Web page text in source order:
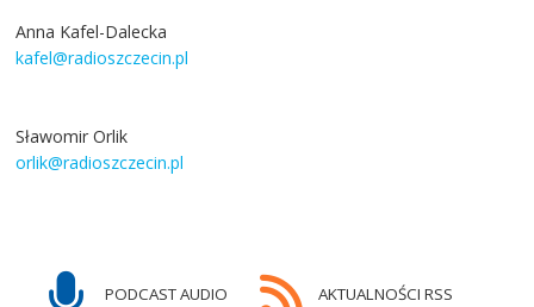
Anna Kafel-Dalecka
kafel@radioszczecin.pl
Sławomir Orlik
orlik@radioszczecin.pl
PODCAST AUDIO AKTUALNOŚCI RSS